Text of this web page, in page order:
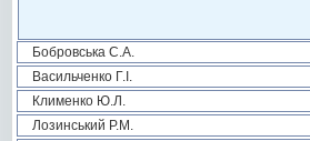
Бобровська С.А.
Васильченко Г.І.
Клименко Ю.Л.
Лозинський Р.М.